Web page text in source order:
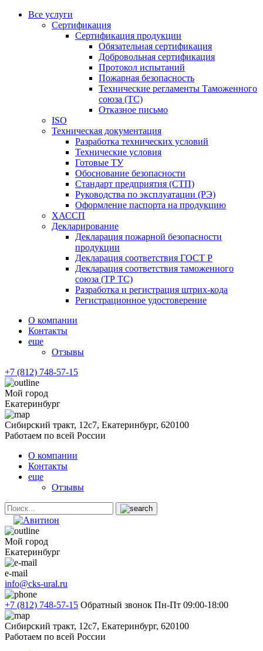
Все услуги
Сертификация
Сертификация продукции
Обязательная сертификация
Добровольная сертификация
Протокол испытаний
Пожарная безопасность
Технические регламенты Таможенного
союза (ТС)
Отказное письмо
ISO
Техническая документация
Разработка технических условий
Технические условия
Готовые ТУ
Обоснование безопасности
Стандарт предприятия (СТП)
Руководства по эксплуатации (РЭ)
Оформление паспорта на продукцию
ХАССП
Декларирование
Декларация пожарной безопасности
продукции
Декларация соответствия ГОСТ Р
Декларация соответствия таможенного
союза (ТР ТС)
Разработка и регистрация штрих-кода
Регистрационное удостоверение
О компании
Контакты
еще
Отзывы
+7 (812) 748-57-15
Мой город
Екатеринбург
Сибирский тракт, 12с7, Екатеринбург, 620100
Работаем по всей России
О компании
Контакты
еще
Отзывы
Мой город
Екатеринбург
e-mail
info@cks-ural.ru
+7 (812) 748-57-15 Обратный звонок Пн-Пт 09:00-18:00
Сибирский тракт, 12с7, Екатеринбург, 620100
Работаем по всей России